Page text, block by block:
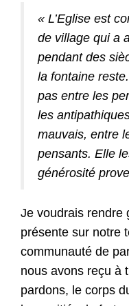
« L’Eglise est
de village qui a
pendant des
la fontaine
pas entre les
les
mauvais, entre
pensants. Elle
générosité
Je voudrais rendre
présente sur notre
communauté de
nous avons reçu à
pardons, le corps